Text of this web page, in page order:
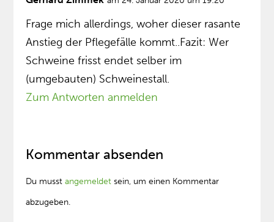
Frage mich allerdings, woher dieser rasante
Anstieg der Pflegefälle kommt..Fazit: Wer
Schweine frisst endet selber im
(umgebauten) Schweinestall.
Zum Antworten anmelden
Kommentar absenden
Du musstangemeldet sein, um einen Kommentar
abzugeben.